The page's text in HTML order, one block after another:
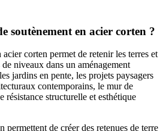
soutènement en acier corten ?
corten permet de retenir les terres et
niveaux dans un aménagement
jardins en pente, les projets paysagers
contemporains, le mur de
résistance structurelle et esthétique
permettent de créer des retenues de terre